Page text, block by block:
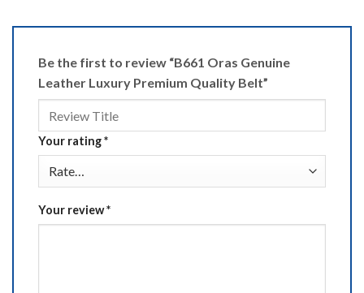
Be the first to review “B661 Oras Genuine
Leather Luxury Premium Quality Belt”
Your rating*
Your review*